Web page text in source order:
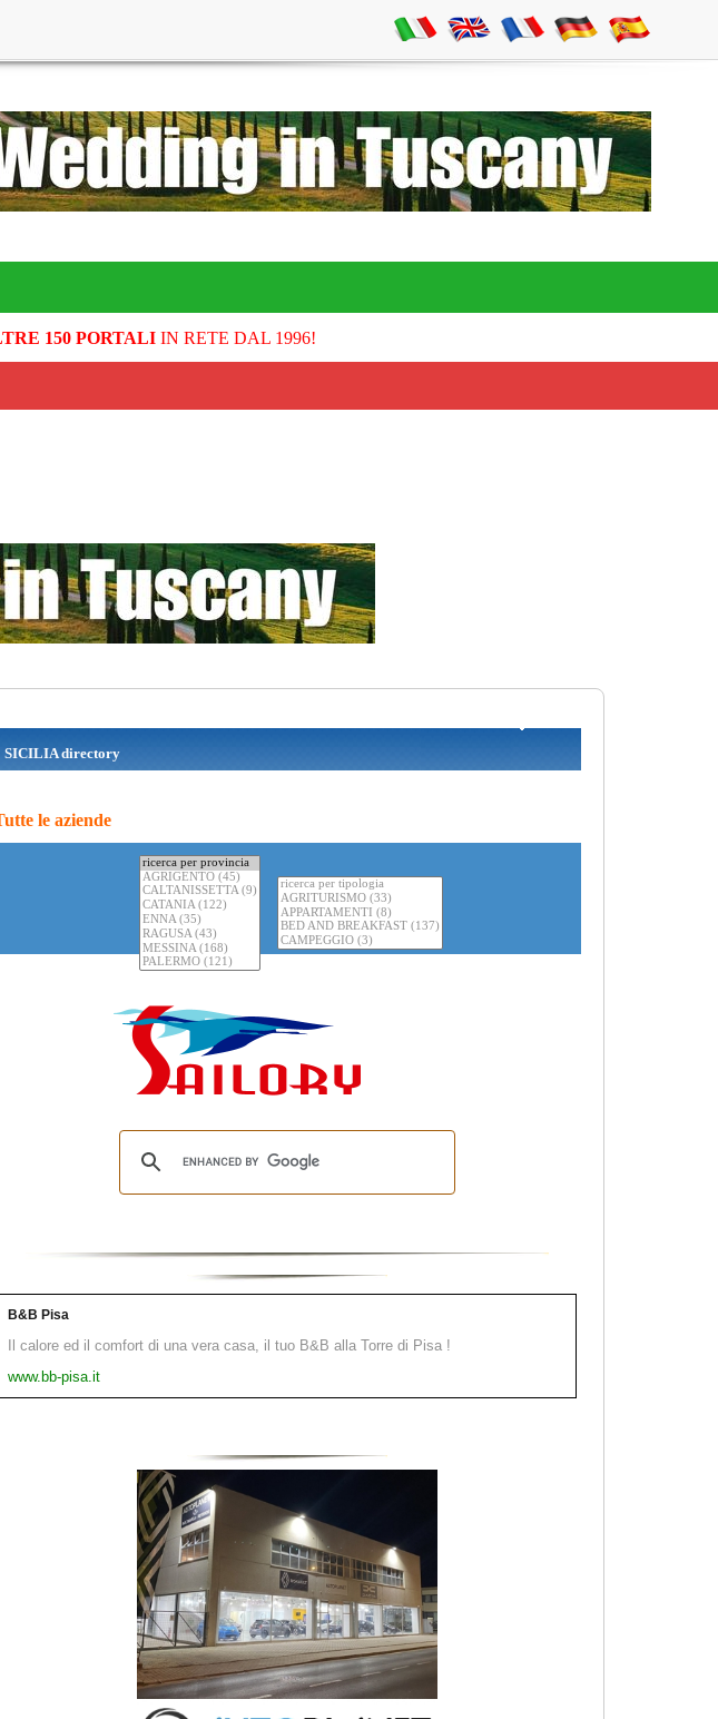
150 PORTALIIN RETE DAL 1996!
SICILIA directory
le aziende
B&B Pisa
Il calore ed il comfort di una vera casa, il tuo B&B alla Torre di Pisa !
www.bb-pisa.it